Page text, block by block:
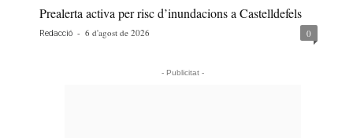
Prealerta activa per risc d’inundacions a Castelldefels
Redacció - 6 d'agost de 2026 0
- Publicitat -